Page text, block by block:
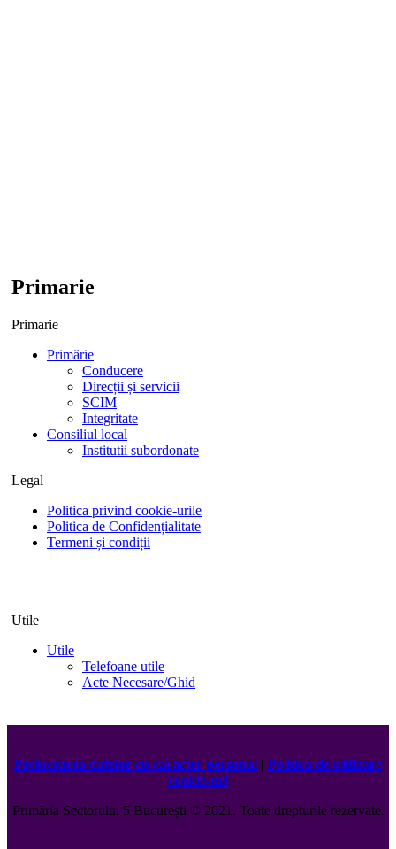
Primarie
Primarie
Primărie
Conducere
Direcții și servicii
SCIM
Integritate
Consiliul local
Institutii subordonate
Legal
Politica privind cookie-urile
Politica de Confidențialitate
Termeni și condiții
Utile
Utile
Telefoane utile
Acte Necesare/Ghid
Prelucrarea datelor cu caracter personal | Politica de utilizare
cookie-uri
Primăria Sectorului 5 București ©️2021. Toate drepturile rezervate.